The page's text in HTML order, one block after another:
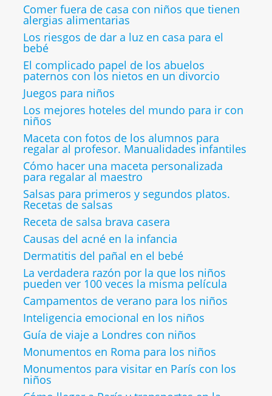
Comer fuera de casa con niños que tienen
alergias alimentarias
Los riesgos de dar a luz en casa para el
bebé
El complicado papel de los abuelos
paternos con los nietos en un divorcio
Juegos para niños
Los mejores hoteles del mundo para ir con
niños
Maceta con fotos de los alumnos para
regalar al profesor. Manualidades infantiles
Cómo hacer una maceta personalizada
para regalar al maestro
Salsas para primeros y segundos platos.
Recetas de salsas
Receta de salsa brava casera
Causas del acné en la infancia
Dermatitis del pañal en el bebé
La verdadera razón por la que los niños
pueden ver 100 veces la misma película
Campamentos de verano para los niños
Inteligencia emocional en los niños
Guía de viaje a Londres con niños
Monumentos en Roma para los niños
Monumentos para visitar en París con los
niños